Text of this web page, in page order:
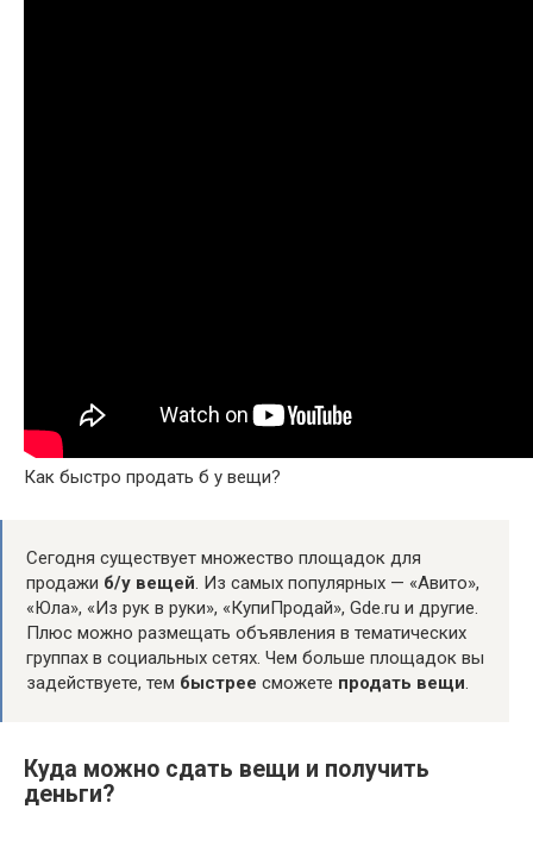
Как быстро продать б у вещи?
Сегодня существует множество площадок для
продажи б/у вещей. Из самых популярных — «Авито»,
«Юла», «Из рук в руки», «КупиПродай», Gde.ru и другие.
Плюс можно размещать объявления в тематических
группах в социальных сетях. Чем больше площадок вы
задействуете, тем быстрее сможете продать вещи.
Куда можно сдать вещи и получить
деньги?